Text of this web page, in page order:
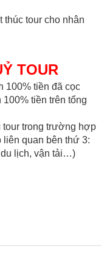
tour cho nhân
TOUR
100% tiền đã cọc
tiền trên tổng
tour trong trường hợp
liên quan bên thứ 3:
du lịch, vận tải…)